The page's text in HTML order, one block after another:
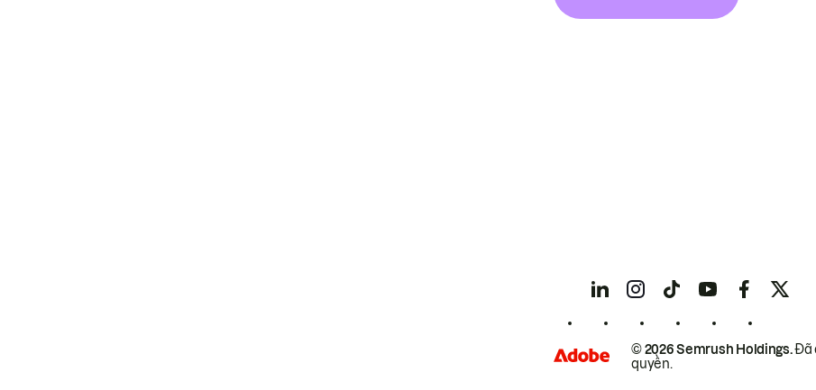
© 2026 Semrush Holdings.Đã
quyền.